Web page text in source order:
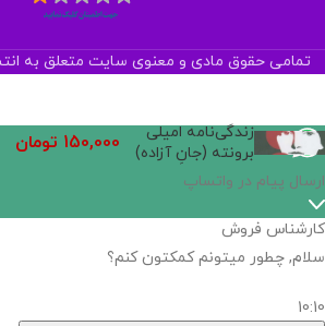
تمامی حقوق مادی و معنوی سایت متعلق به
زندگی‌نامه امیلی
برونته (جانِ آزاده)
150,000 تومان
ارسال پیام در واتساپ
کارشناس فروش
سلام, چطور میتونم کمکتون کنم؟
10:10